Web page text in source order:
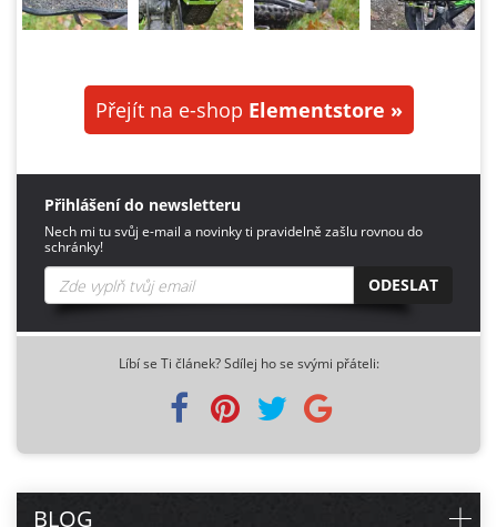
Přejít na e-shop Elementstore »
Přihlášení do newsletteru
Nech mi tu svůj e-mail a novinky ti pravidelně zašlu rovnou do
schránky!
ODESLAT
Líbí se Ti článek? Sdílej ho se svými přáteli:
BLOG